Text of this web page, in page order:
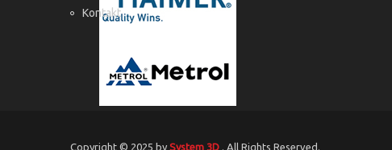
Kontakt
Copyright © 2025 by System 3D . All Rights Reserved.